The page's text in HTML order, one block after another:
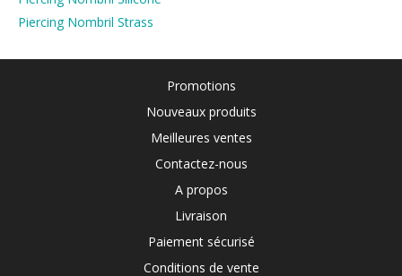
Piercing Nombril Strass
Promotions
Nouveaux produits
Meilleures ventes
Contactez-nous
A propos
Livraison
Paiement sécurisé
Conditions de vente